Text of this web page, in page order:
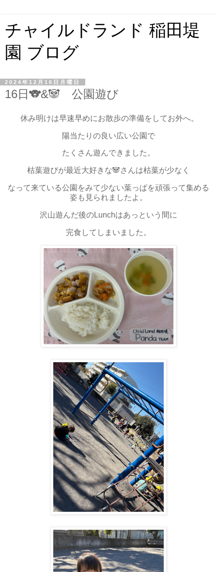
チャイルドランド 稲田堤
園 ブログ
2024年12月16日月曜日
16日🐨&🐼 公園遊び
休み明けは早速早めにお散歩の準備をしてお外へ。
陽当たりの良い広い公園で
たくさん遊んできました。
枯葉遊びが最近大好きな🐼さんは枯葉が少なく
なって来ている公園をみて少ない葉っぱを頑張って集める
姿も見られましたよ。
沢山遊んだ後のLunchはあっという間に
完食してしまいました。